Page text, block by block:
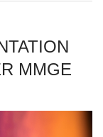
MMGE